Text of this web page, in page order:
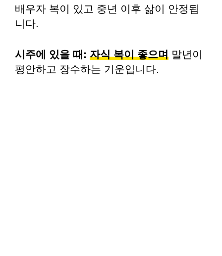
배우자 복이 있고 중년 이후 삶이 안정됩
니다.
시주에 있을 때: 자식 복이 좋으며 말년이
평안하고 장수하는 기운입니다.